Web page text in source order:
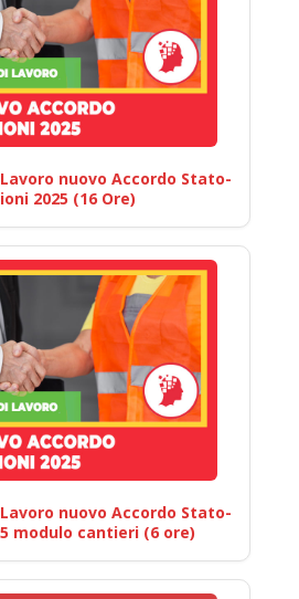
nuovo Accordo Stato-
2025 (16 Ore)
nuovo Accordo Stato-
modulo cantieri (6 ore)